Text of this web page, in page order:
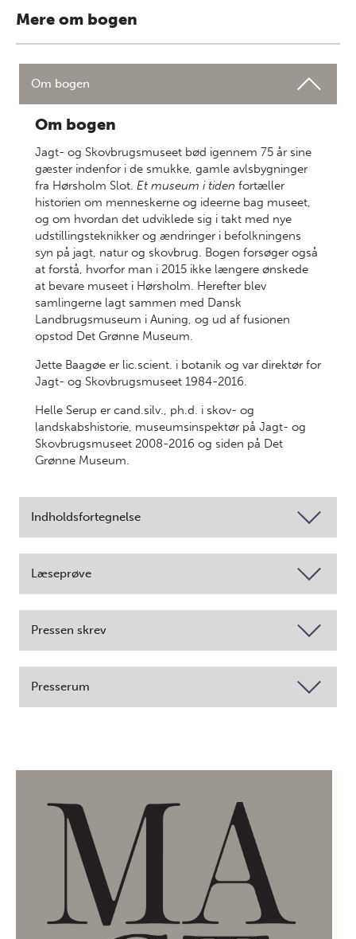
Mere om bogen
Om bogen
Om bogen
Jagt- og Skovbrugsmuseet bød igennem 75 år sine
gæster indenfor i de smukke, gamle avlsbygninger
fra Hørsholm Slot. Et museum i tiden fortæller
historien om menneskerne og ideerne bag museet,
og om hvordan det udviklede sig i takt med nye
udstillingsteknikker og ændringer i befolkningens
syn på jagt, natur og skovbrug. Bogen forsøger også
at forstå, hvorfor man i 2015 ikke længere ønskede
at bevare museet i Hørsholm. Herefter blev
samlingerne lagt sammen med Dansk
Landbrugsmuseum i Auning, og ud af fusionen
opstod Det Grønne Museum.
Jette Baagøe er lic.scient. i botanik og var direktør for
Jagt- og Skovbrugsmuseet 1984-2016.
Helle Serup er cand.silv., ph.d. i skov- og
landskabshistorie, museumsinspektør på Jagt- og
Skovbrugsmuseet 2008-2016 og siden på Det
Grønne Museum.
Indholdsfortegnelse
Læseprøve
Pressen skrev
Presserum